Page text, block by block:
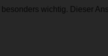
wichtig. Dieser